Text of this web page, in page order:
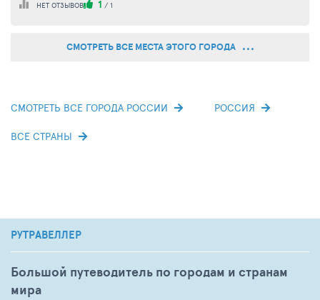
НЕТ ОТЗЫВОВ 1 / 1
СМОТРЕТЬ ВСЕ МЕСТА ЭТОГО ГОРОДА
СМОТРЕТЬ ВСЕ ГОРОДА РОССИИ РОССИЯ
ВСЕ СТРАНЫ
РУТРАВЕЛЛЕР
Большой путеводитель по городам и странам
мира